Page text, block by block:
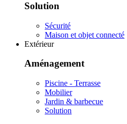
Solution
Sécurité
Maison et objet connecté
Extérieur
Aménagement
Piscine - Terrasse
Mobilier
Jardin & barbecue
Solution